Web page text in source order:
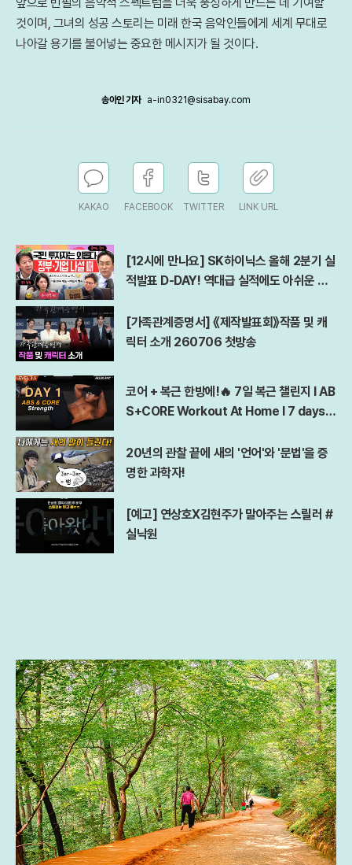
것이며, 그녀의 성공 스토리는 미래 한국 음악인들에게 세계 무대로
나아갈 용기를 불어넣는 중요한 메시지가 될 것이다.
송아인 기자 a-in0321@sisabay.com
KAKAO FACEBOOK TWITTER LINK URL
[12시에 만나요] SK하이닉스 올해 2분기 실
적발표 D-DAY! 역대급 실적에도 아쉬운 점
년 7월 29일 수요일
[가족관계증명서] 《제작발표회》작품 및 캐
릭터 소개 260706 첫방송
코어 + 복근 한방에!🔥 7일 복근 챌린지 l AB
S+CORE Workout At Home l 7 days A
20년의 관찰 끝에 새의 '언어'와 '문법'을 증
명한 과학자!
[예고] 연상호X김현주가 말아주는 스릴러 #
실낙원